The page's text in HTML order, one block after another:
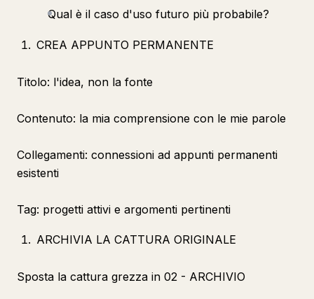
Qual è il caso d'uso futuro più probabile?
CREA APPUNTO PERMANENTE
Titolo: l'idea, non la fonte
Contenuto: la mia comprensione con le mie parole
Collegamenti: connessioni ad appunti permanenti
esistenti
Tag: progetti attivi e argomenti pertinenti
ARCHIVIA LA CATTURA ORIGINALE
Sposta la cattura grezza in 02 - ARCHIVIO